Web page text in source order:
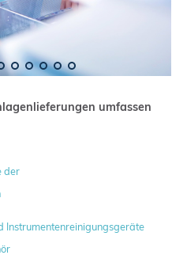
umfassen
der
Instrumentenreinigungsgeräte